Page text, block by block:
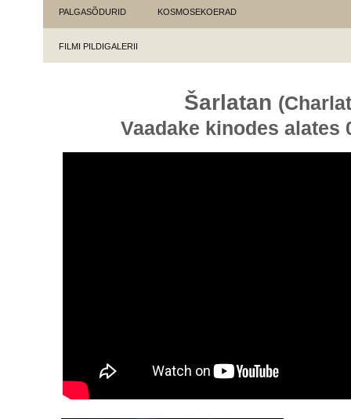
PALGASÕDURID KOSMOSEKOERAD
FILMI PILDIGALERII
Šarlatan
Vaadake kinodes alates